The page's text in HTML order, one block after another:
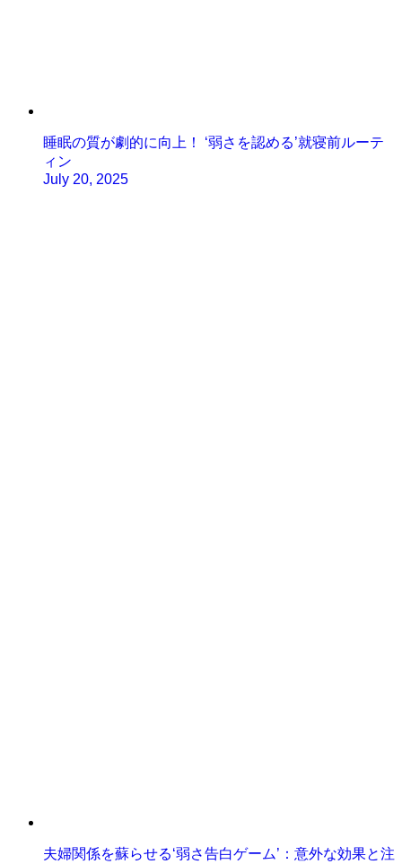
睡眠の質が劇的に向上！ ‘弱さを認める’就寝前ルーテ
ィン
July 20, 2025
夫婦関係を蘇らせる‘弱さ告白ゲーム’：意外な効果と注